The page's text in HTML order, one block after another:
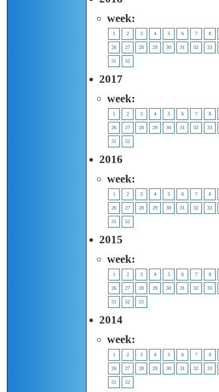
week:
1 2 3 4 5 6 7 8
26 27 28 29 30 31 32 33
51 52
2017
week:
1 2 3 4 5 6 7 8
26 27 28 29 30 31 32 33
51 52
2016
week:
1 2 3 4 5 6 7 8
26 27 28 29 30 31 32 33
51 52
2015
week:
1 2 3 4 5 6 7 8
26 27 28 29 30 31 32 33
51 52 53
2014
week:
1 2 3 4 5 6 7 8
26 27 28 29 30 31 32 33
51 52